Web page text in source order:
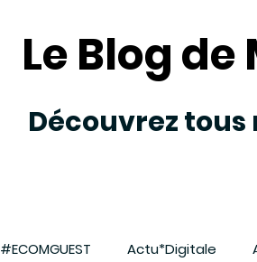
Le Blog
Le Blog
Découvrez tous
#ECOMGUEST Actu*Digitale